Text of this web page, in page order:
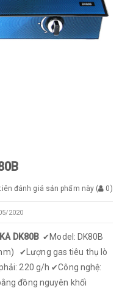
đánh giá sản phẩm này ( 0)
2020
DK80B ✔ Model: DK80B
✔
Lượng gas tiêu thụ lò
220 g/h ✔Công nghệ:
đồng nguyên khối